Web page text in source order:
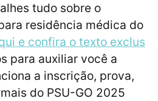
tudo sobre o
residência médica do
e confira o texto exclus
para auxiliar você a
a inscrição, prova,
do PSU-GO 2025